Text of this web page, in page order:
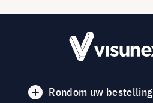
Rondom uw bestelling